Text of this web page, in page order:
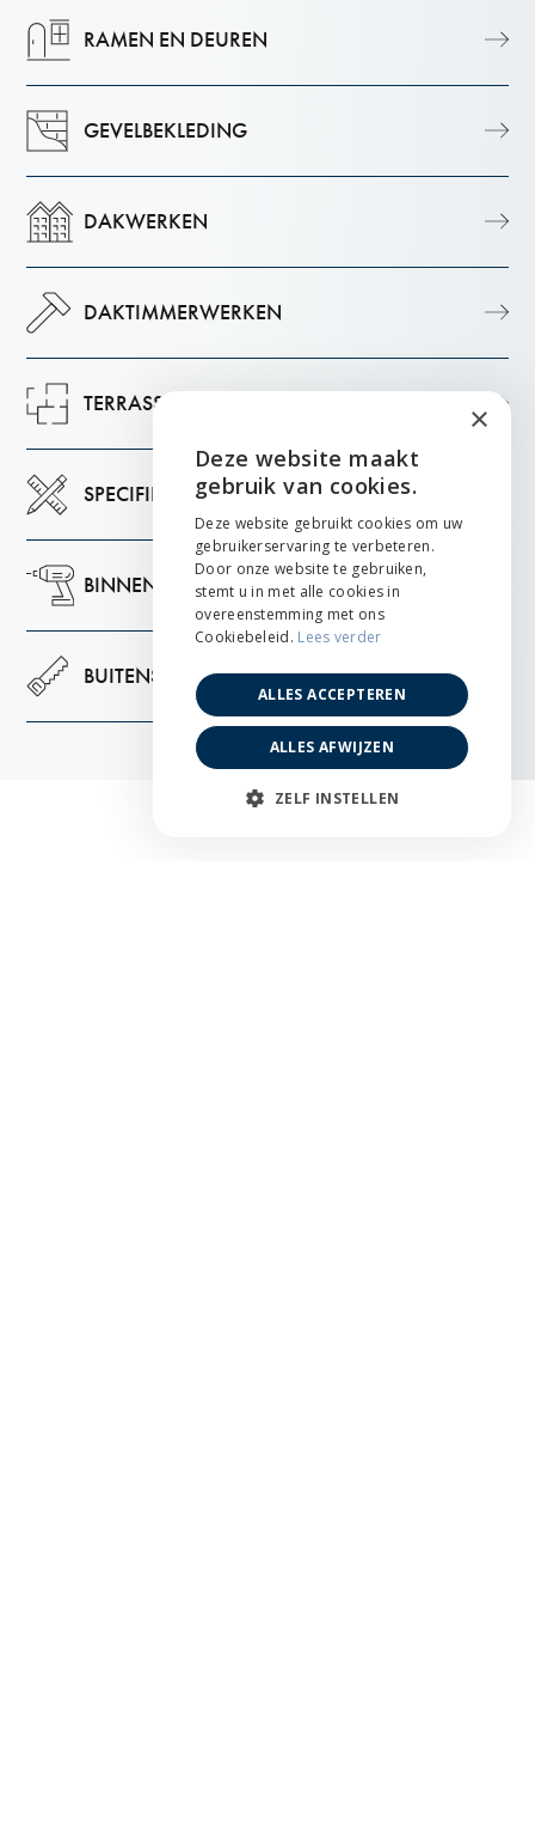
RAMEN EN DEUREN
GEVELBEKLEDING
DAKWERKEN
DAKTIMMERWERKEN
TERRASSEN
SPECIFIEK MAATWERK
BINNENSCHRIJNWERK
BUITENSCHRIJNWERK
ENGLISH
FRANÇAIS
×
Deze website maakt
gebruik van cookies.
Deze website gebruikt cookies om uw
gebruikerservaring te verbeteren.
Door onze website te gebruiken,
stemt u in met alle cookies in
overeenstemming met ons
Cookiebeleid. Lees verder
ALLES ACCEPTEREN
ALLES AFWIJZEN
ZELF INSTELLEN